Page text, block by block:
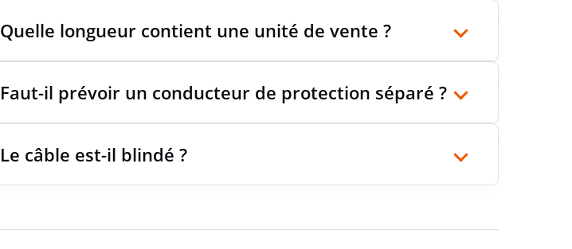
Quelle longueur contient une unité de vente ?
Faut-il prévoir un conducteur de protection séparé ?
Le câble est-il blindé ?